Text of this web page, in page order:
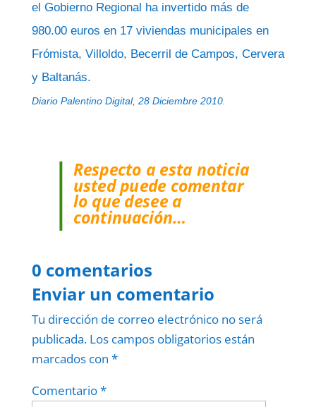
el Gobierno Regional ha invertido más de
980.00 euros en 17 viviendas municipales en
Frómista, Villoldo, Becerril de Campos, Cervera
y Baltanás.
Diario Palentino Digital, 28 Diciembre 2010.
Respecto a esta noticia
usted puede comentar
lo que desee a
continuación…
0 comentarios
Enviar un comentario
Tu dirección de correo electrónico no será
publicada. Los campos obligatorios están
marcados con *
Comentario*